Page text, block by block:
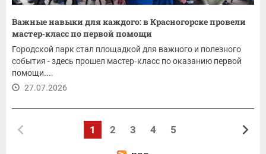
Важные навыки для каждого: в Красногорске провели
мастер‑класс по первой помощи
Городской парк стал площадкой для важного и полезного
события - здесь прошел мастер‑класс по оказанию первой
помощи....
27.07.2026
1 2 3 4 5